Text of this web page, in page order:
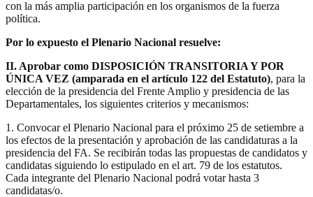
con la más amplia participación en los organismos de la fuerza
política.
Por lo expuesto el Plenario Nacional resuelve:
II. Aprobar como DISPOSICIÓN TRANSITORIA Y POR
ÚNICA VEZ (amparada en el artículo 122 del Estatuto), para la
elección de la presidencia del Frente Amplio y presidencia de las
Departamentales, los siguientes criterios y mecanismos:
1. Convocar el Plenario Nacional para el próximo 25 de setiembre a
los efectos de la presentación y aprobación de las candidaturas a la
presidencia del FA. Se recibirán todas las propuestas de candidatos y
candidatas siguiendo lo estipulado en el art. 79 de los estatutos.
Cada integrante del Plenario Nacional podrá votar hasta 3
candidatas/o.